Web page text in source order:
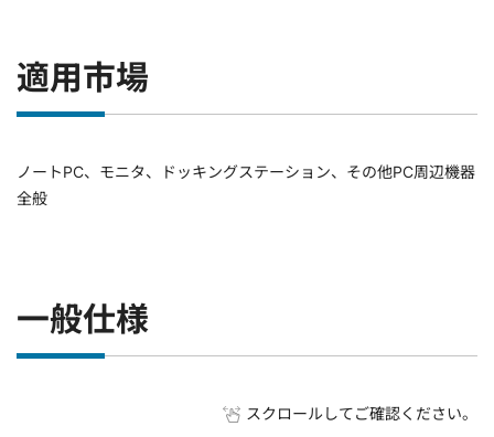
適用市場
ノートPC、モニタ、ドッキングステーション、その他PC周辺機器
全般
一般仕様
スクロールしてご確認ください。